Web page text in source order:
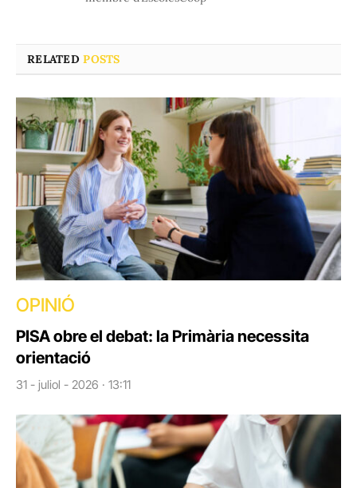
RELATEDPOSTS
OPINIÓ
PISA obre el debat: la Primària necessita
orientació
31 - juliol - 2026 · 13:11